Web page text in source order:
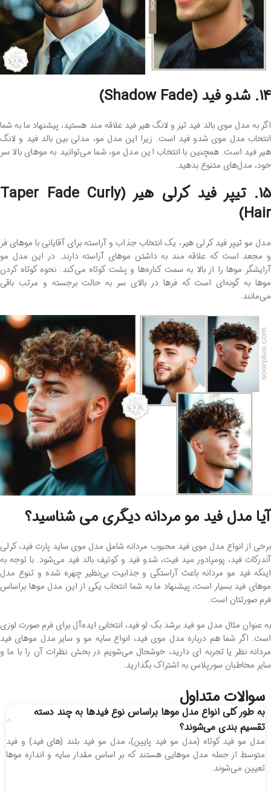
14. شدو فید (Shadow Fade)
اگر به مدل موی بالد فید تیز و لانگ هیر فید علاقه‌ مند هستید، پیشنهاد ما به شما
انتخاب مدل موی شدو فید است. زیرا این مدل مو، مدلی بین بالد فید و لانگ
هیر فید است. همچنین با انتخاب این مدل مو، شما می‌توانید به موهای بالا سر
خود، مدل‌های متنوع بدهید.
15. تیپر فید کرلی هیر (Taper Fade Curly
Hair)
مدل مو تیپر فید کرلی هیر، یک انتخاب جذاب و آراسته برای آقایانی با موهای فر
و مجعد است که علاقه‌ مند به داشتن موهای آراسته دارند. در این مدل مو
آرایشگر موها را از بالا به سمت کناره‌ها و پشت کوتاه می‌کند. نحوه کوتاه کردن
موها به ‌گونه‌ای است که فرها در بالای سر به حالت برجسته و مرتب باقی
می‌مانند.
آیا مدل فید مو مردانه دیگری می شناسید؟
برخی از انواع مدل موی فید محبوب مردانه شامل مدل موی ساید پارت فید، کرلی
آندرکات فید، پومپادور مید فیت، شدو فید و کوئیف بالد فید می‌شود. با توجه به
اینکه فید مو مردانه باعث آراستگی و جذابیت بی‌نظیر چهره شده و تنوع مدل
موهای فید بسیار است، پیشنهاد ما به شما انتخاب یکی از این مدل موها براساس
فرم صورتتان است.
به‌ عنوان مثال مدل مو فید برشد بک لو فید، انتخابی ایده‌آل برای فرم صورت لوزی
است. اگر شما هم درباره مدل موی فید، انواع سایه مو و سایر مدل موهای فید
مردانه نظر یا تجربه ای دارید، خوشحال می‌شویم در بخش نظرات آن را با ما و
سایر مخاطبان سورپلاس به اشتراک بگذارید.
سوالات متداول
به ‌طور کلی انواع مدل موها براساس نوع فیدها به چند دسته
تقسیم‌ بندی می‌شوند؟
مدل مو فید کوتاه (مدل مو فید پایین)، مدل مو فید بلند (های فید) و فید
متوسط از جمله مدل موهایی هستند که بر اساس مقدار سایه و اندازه موها
تعیین می‌شوند.